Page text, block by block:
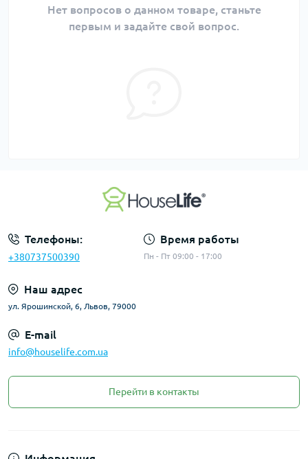
Нет вопросов о данном товаре, станьте
первым и задайте свой вопрос.
Телефоны:
+380737500390
Время работы
Пн - Пт 09:00 - 17:00
Наш адрес
ул. Ярошинской, 6, Львов, 79000
E-mail
info@houselife.com.ua
Перейти в контакты